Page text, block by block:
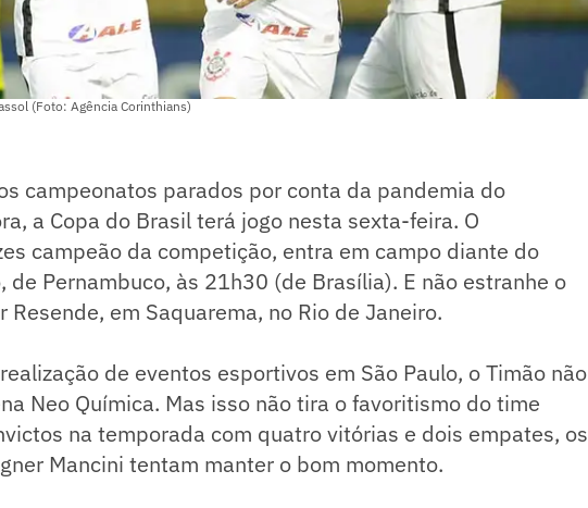
(Foto: Agência Corinthians)
campeonatos parados por conta da pandemia do
a Copa do Brasil terá jogo nesta sexta-feira. O
campeão da competição, entra em campo diante do
de Pernambuco, às 21h30 (de Brasília). E não estranhe o
Resende, em Saquarema, no Rio de Janeiro.
de eventos esportivos em São Paulo, o Timão não
Neo Química. Mas isso não tira o favoritismo do time
na temporada com quatro vitórias e dois empates, os
Mancini tentam manter o bom momento.